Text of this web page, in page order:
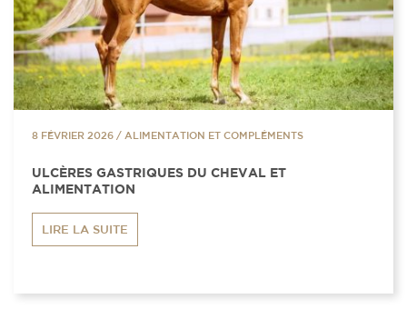
8 FÉVRIER 2026 / ALIMENTATION ET COMPLÉMENTS
ULCÈRES GASTRIQUES DU CHEVAL ET
ALIMENTATION
LIRE LA SUITE